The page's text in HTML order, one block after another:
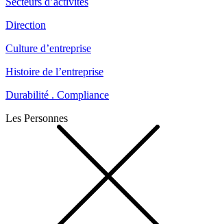
Direction
Culture d’entreprise
Histoire de l’entreprise
Durabilité . Compliance
Les Personnes